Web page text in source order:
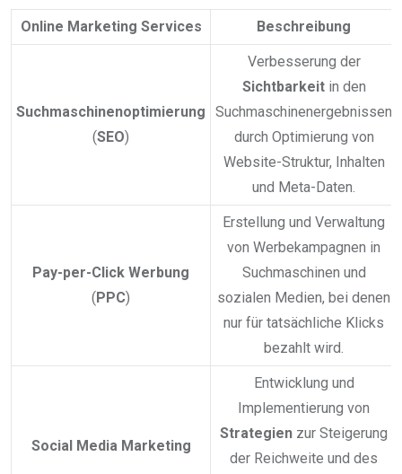
Online Marketing Services Beschreibung
Suchmaschinenoptimierung
(SEO)
Verbesserung der
Sichtbarkeitin den
Suchmaschinenergebnissen
durch Optimierung von
Website-Struktur, Inhalten
und Meta-Daten.
Pay-per-Click Werbung
( PPC)
Erstellung und Verwaltung
von Werbekampagnen in
Suchmaschinen und
sozialen Medien, bei denen
nur für tatsächliche Klicks
bezahlt wird.
Social Media Marketing
Entwicklung und
Implementierung von
Strategien zur Steigerung
der Reichweite und des